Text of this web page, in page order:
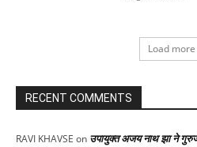
Load more
RECENT COMMENTS
RAVI KHAVSE on उपायुक्त अजय नाथ झा ने